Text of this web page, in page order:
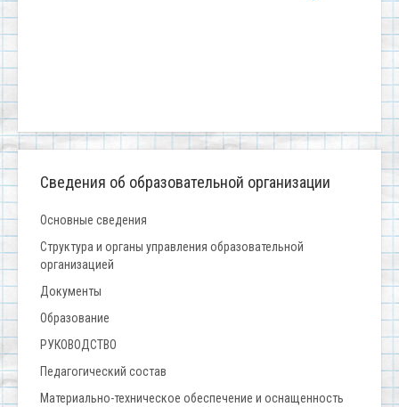
Сведения об образовательной организации
Основные сведения
Структура и органы управления образовательной
организацией
Документы
Образование
РУКОВОДСТВО
Педагогический состав
Материально-техническое обеспечение и оснащенность